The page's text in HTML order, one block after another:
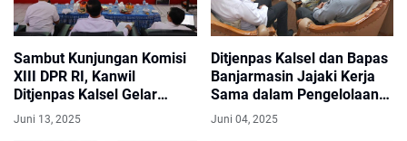
Sambut Kunjungan Komisi
XIII DPR RI, Kanwil
Ditjenpas Kalsel Gelar
Rapat Koordinasi Virtual
Juni 13, 2025
Ditjenpas Kalsel dan Bapas
Banjarmasin Jajaki Kerja
Sama dalam Pengelolaan
Sampah dengan DLH
Juni 04, 2025